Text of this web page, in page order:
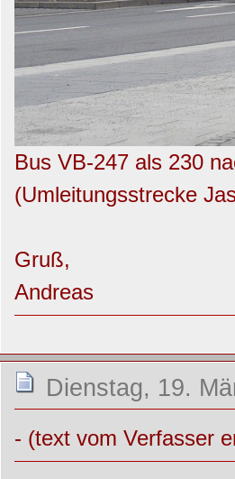
Bus VB-247 als 230
(Umleitungsstrecke
Gruß,
Andreas
Dienstag, 19.
- (text vom Verfasser